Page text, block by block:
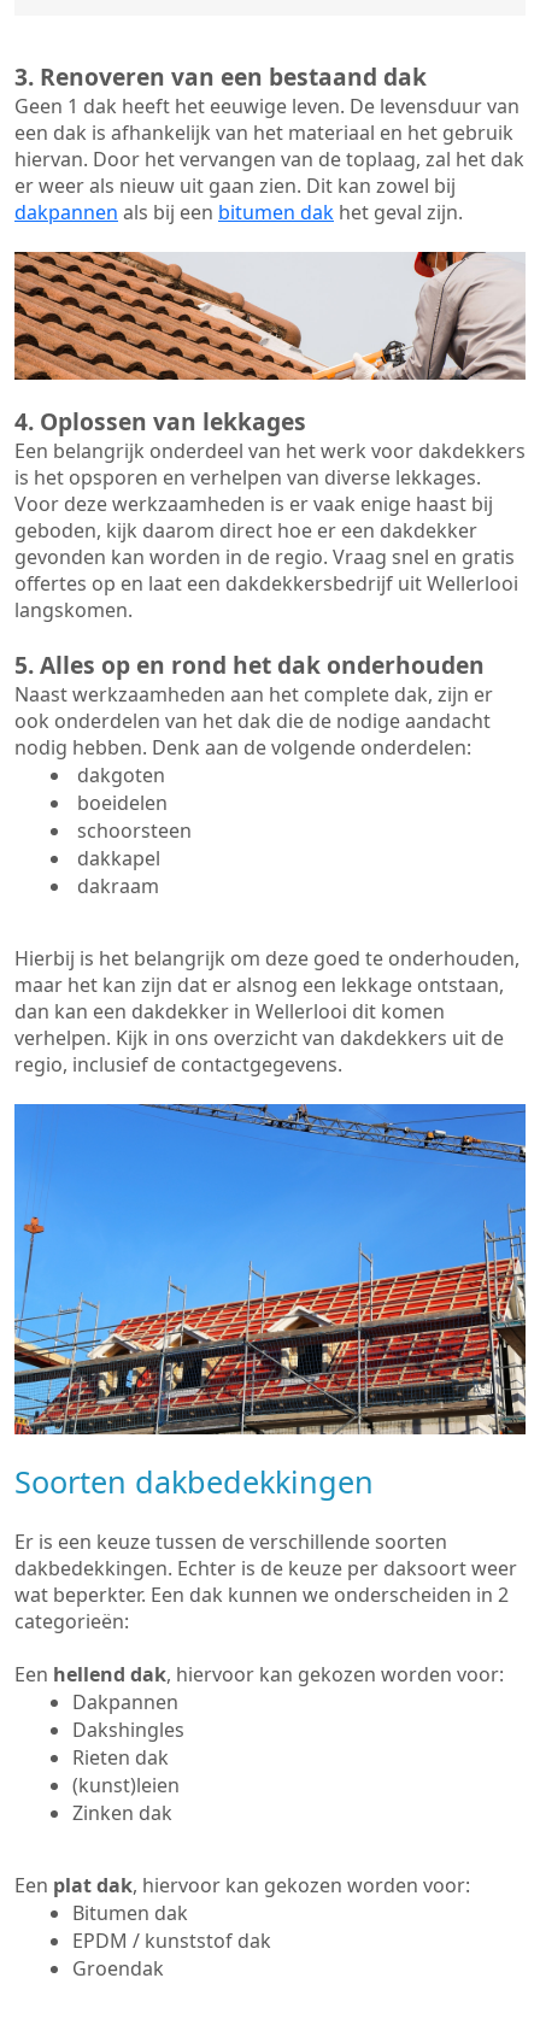
3. Renoveren van een bestaand dak
Geen 1 dak heeft het eeuwige leven. De levensduur van
een dak is afhankelijk van het materiaal en het gebruik
hiervan. Door het vervangen van de toplaag, zal het dak
er weer als nieuw uit gaan zien. Dit kan zowel bij
dakpannen als bij een bitumen dak het geval zijn.
4. Oplossen van lekkages
Een belangrijk onderdeel van het werk voor dakdekkers
is het opsporen en verhelpen van diverse lekkages.
Voor deze werkzaamheden is er vaak enige haast bij
geboden, kijk daarom direct hoe er een dakdekker
gevonden kan worden in de regio. Vraag snel en gratis
offertes op en laat een dakdekkersbedrijf uit Wellerlooi
langskomen.
5. Alles op en rond het dak onderhouden
Naast werkzaamheden aan het complete dak, zijn er
ook onderdelen van het dak die de nodige aandacht
nodig hebben. Denk aan de volgende onderdelen:
dakgoten
boeidelen
schoorsteen
dakkapel
dakraam
Hierbij is het belangrijk om deze goed te onderhouden,
maar het kan zijn dat er alsnog een lekkage ontstaan,
dan kan een dakdekker in Wellerlooi dit komen
verhelpen. Kijk in ons overzicht van dakdekkers uit de
regio, inclusief de contactgegevens.
Soorten dakbedekkingen
Er is een keuze tussen de verschillende soorten
dakbedekkingen. Echter is de keuze per daksoort weer
wat beperkter. Een dak kunnen we onderscheiden in 2
categorieën:
Een hellend dak, hiervoor kan gekozen worden voor:
Dakpannen
Dakshingles
Rieten dak
(kunst)leien
Zinken dak
Een plat dak, hiervoor kan gekozen worden voor:
Bitumen dak
EPDM / kunststof dak
Groendak